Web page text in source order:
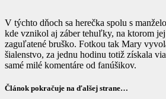
V týchto dňoch sa herečka spolu s
kde vznikol aj záber tehuľky, na ktorom
zaguľatené bruško. Fotkou tak Mary
šialenstvo, za jednu hodinu totiž získala
samé milé komentáre od fanúšikov.
Článok pokračuje na ďalšej strane…